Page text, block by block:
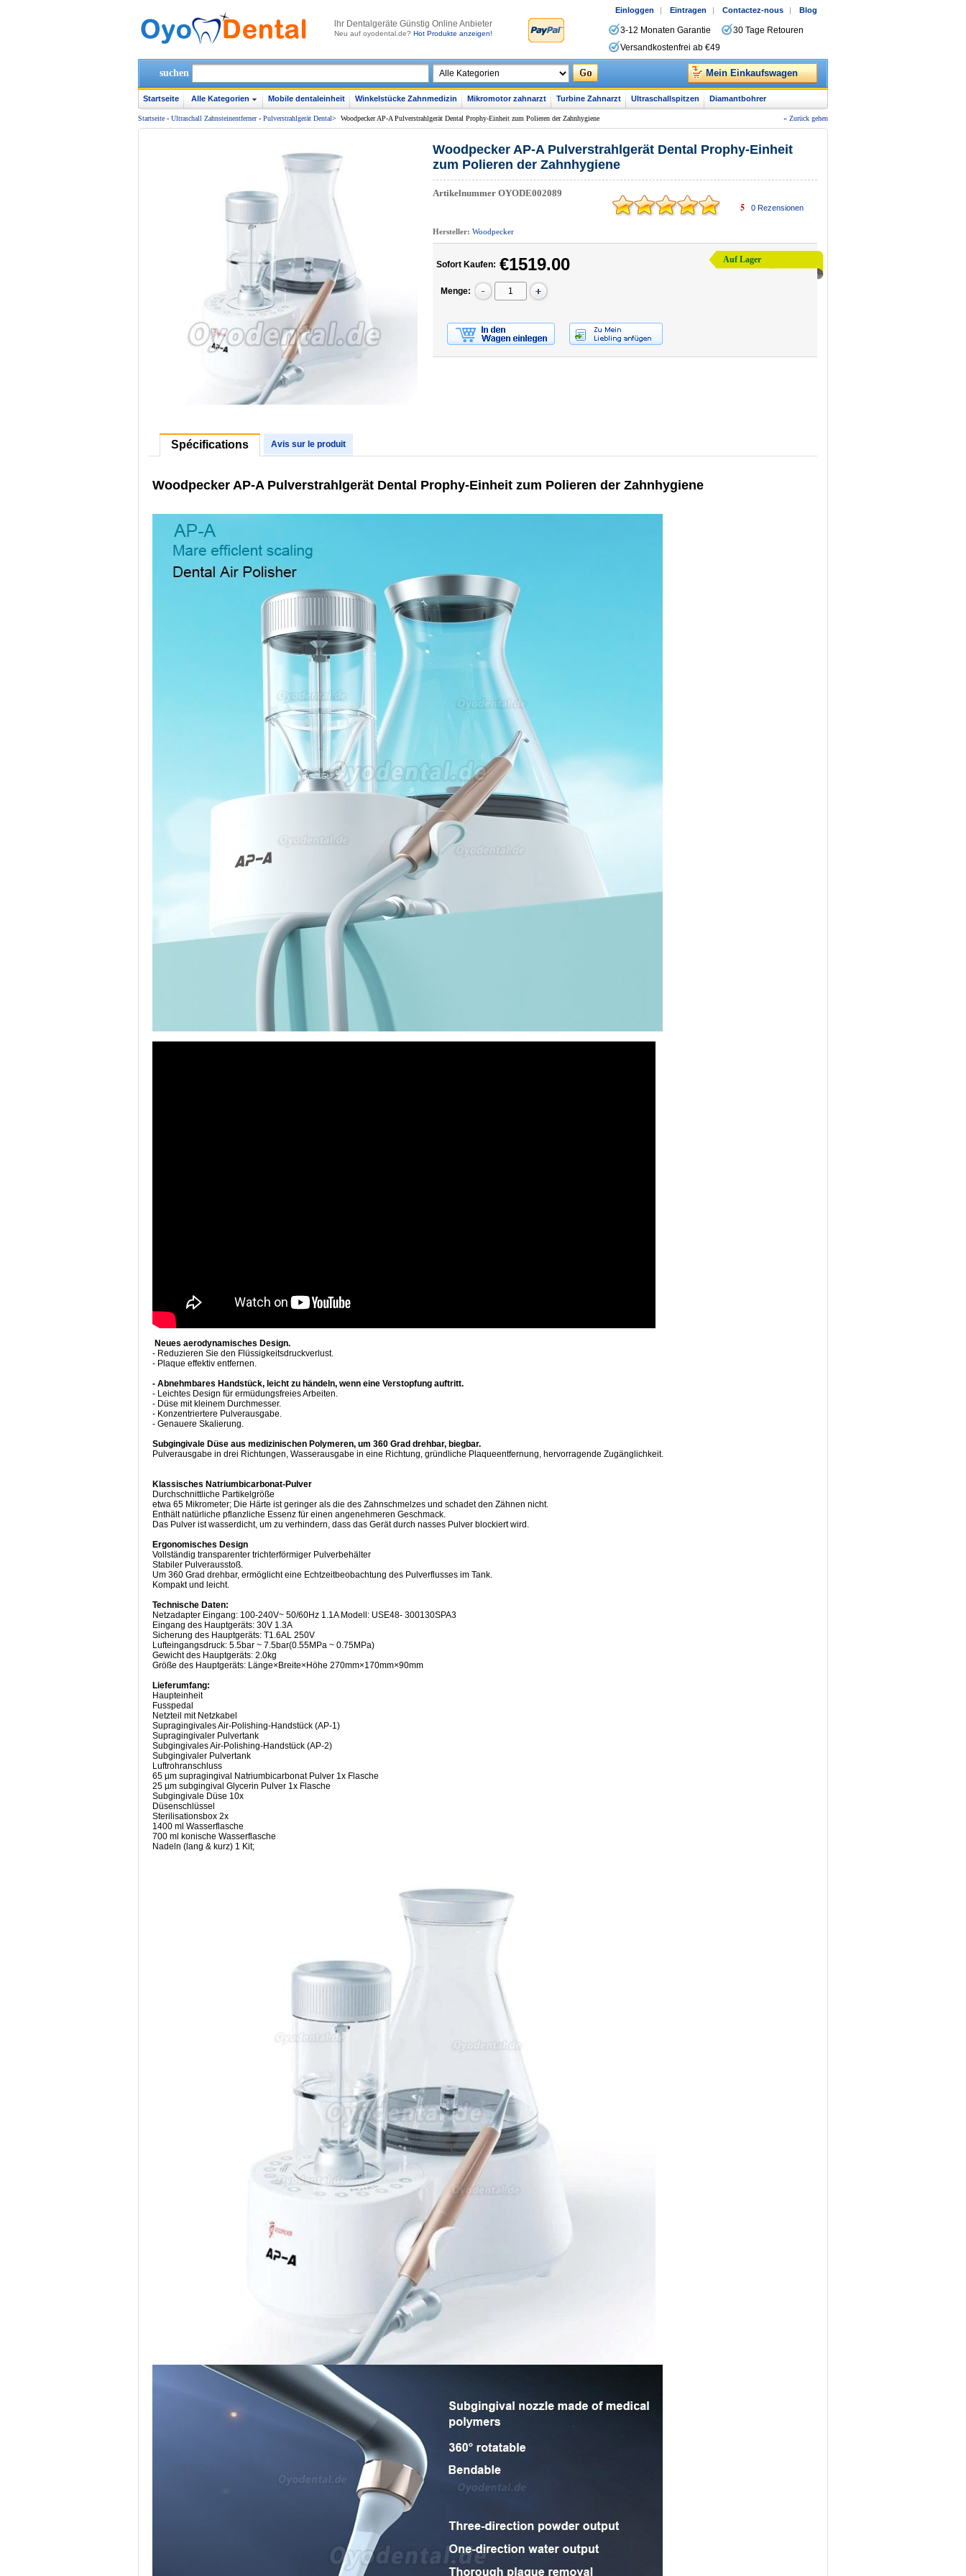
lhr Dentalgeräte Günstig Online Anbieter
Neu auf oyodental.de? Hot Produkte anzeigen!
Einloggen | Eintragen | Contactez-nous | Blog
3-12 Monaten Garantie
30 Tage Retouren
Versandkostenfrei ab €49
suchen Mein Einkaufswagen
Startseite Alle Kategorien Mobile dentaleinheit Winkelstücke Zahnmedizin Mikromotor zahnarzt Turbine Zahnarzt Ultraschallspitzen Diamantbohrer
Startseite - Ultraschall Zahnsteinentferner- Pulverstrahlgerät Dental> Woodpecker AP-A Pulverstrahlgerät Dental Prophy-Einheit zum Polieren der Zahnhygiene « Zurück gehen
Woodpecker AP-A Pulverstrahlgerät Dental Prophy-Einheit
zum Polieren der Zahnhygiene
Artikelnummer OYODE002089
5 0Rezensionen
Hersteller: Woodpecker
Auf Lager
Sofort Kaufen: €1519.00
Menge:
Spécifications Avis sur le produit
Woodpecker AP-A Pulverstrahlgerät Dental Prophy-Einheit zum Polieren der Zahnhygiene
Neues aerodynamisches Design.
- Reduzieren Sie den Flüssigkeitsdruckverlust.
- Plaque effektiv entfernen.
- Abnehmbares Handstück, leicht zu händeln, wenn eine Verstopfung auftritt.
- Leichtes Design für ermüdungsfreies Arbeiten.
- Düse mit kleinem Durchmesser.
- Konzentriertere Pulverausgabe.
- Genauere Skalierung.
Subgingivale Düse aus medizinischen Polymeren, um 360 Grad drehbar, biegbar.
Pulverausgabe in drei Richtungen, Wasserausgabe in eine Richtung, gründliche Plaqueentfernung, hervorragende Zugänglichkeit.
Klassisches Natriumbicarbonat-Pulver
Durchschnittliche Partikelgröße
etwa 65 Mikrometer; Die Härte ist geringer als die des Zahnschmelzes und schadet den Zähnen nicht.
Enthält natürliche pflanzliche Essenz für einen angenehmeren Geschmack.
Das Pulver ist wasserdicht, um zu verhindern, dass das Gerät durch nasses Pulver blockiert wird.
Ergonomisches Design
Vollständig transparenter trichterförmiger Pulverbehälter
Stabiler Pulverausstoß.
Um 360 Grad drehbar, ermöglicht eine Echtzeitbeobachtung des Pulverflusses im Tank.
Kompakt und leicht.
Technische Daten:
Netzadapter Eingang: 100-240V~ 50/60Hz 1.1A Modell: USE48- 300130SPA3
Eingang des Hauptgeräts: 30V 1.3A
Sicherung des Hauptgeräts: T1.6AL 250V
Lufteingangsdruck: 5.5bar ~ 7.5bar(0.55MPa ~ 0.75MPa)
Gewicht des Hauptgeräts: 2.0kg
Größe des Hauptgeräts: Länge×Breite×Höhe 270mm×170mm×90mm
Lieferumfang:
Haupteinheit
Fusspedal
Netzteil mit Netzkabel
Supragingivales Air-Polishing-Handstück (AP-1)
Supragingivaler Pulvertank
Subgingivales Air-Polishing-Handstück (AP-2)
Subgingivaler Pulvertank
Luftrohranschluss
65 µm supragingival Natriumbicarbonat Pulver 1x Flasche
25 µm subgingival Glycerin Pulver 1x Flasche
Subgingivale Düse 10x
Düsenschlüssel
Sterilisationsbox 2x
1400 ml Wasserflasche
700 ml konische Wasserflasche
Nadeln (lang & kurz) 1 Kit;